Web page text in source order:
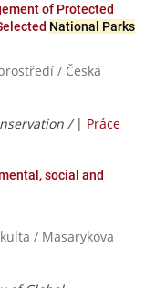
of Protected
National Parks
/ Česká
/ | Práce
social and
/ Masarykova